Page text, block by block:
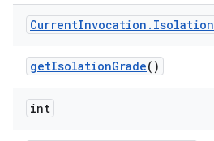
CurrentInvocation . Isolation
getIsolationGrade()
int